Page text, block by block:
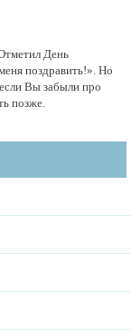
День
поздравить!». Но
Вы забыли про
позже.